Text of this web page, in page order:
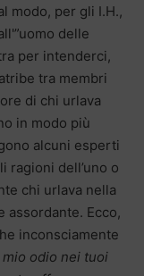
modo, per gli I.H.,
delle
per intenderci,
tra membri
di chi urlava
in modo più
alcuni esperti
ragioni dell’uno o
chi urlava nella
assordante. Ecco,
inconsciamente
mio odio nei tuoi